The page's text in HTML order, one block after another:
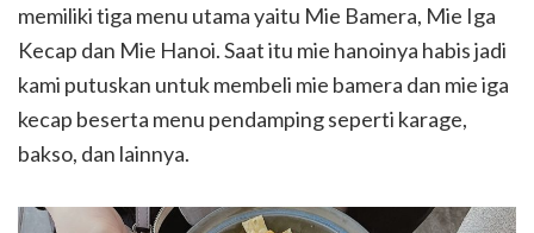
memiliki tiga menu utama yaitu Mie Bamera, Mie Iga
Kecap dan Mie Hanoi. Saat itu mie hanoinya habis jadi
kami putuskan untuk membeli mie bamera dan mie iga
kecap beserta menu pendamping seperti karage,
bakso, dan lainnya.